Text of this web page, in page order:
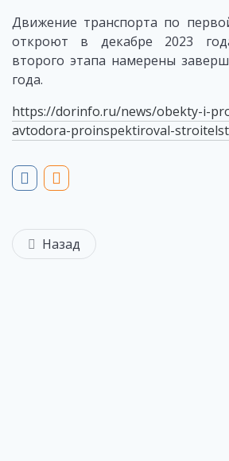
Движение транспорта по
откроют в декабре 2023
второго этапа намерены
года.
https://dorinfo.ru/news/obekty-i-
avtodora-proinspektiroval-
Назад